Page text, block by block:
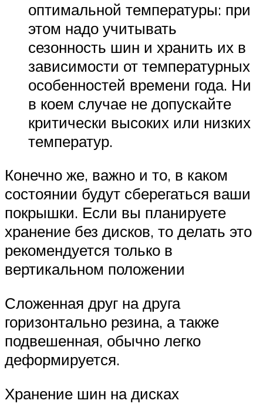
оптимальной температуры: при
этом надо учитывать
сезонность шин и хранить их в
зависимости от температурных
особенностей времени года. Ни
в коем случае не допускайте
критически высоких или низких
температур.
Конечно же, важно и то, в каком
состоянии будут сберегаться ваши
покрышки. Если вы планируете
хранение без дисков, то делать это
рекомендуется только в
вертикальном положении
Сложенная друг на друга
горизонтально резина, а также
подвешенная, обычно легко
деформируется.
Хранение шин на дисках